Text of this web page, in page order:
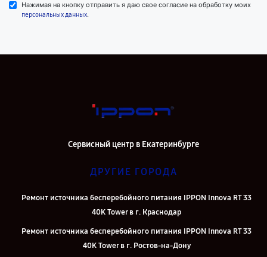
Нажимая на кнопку отправить я даю свое согласие на обработку моих
персональных данных.
Сервисный центр в Екатеринбурге
ДРУГИЕ ГОРОДА
Ремонт источника бесперебойного питания IPPON Innova RT 33
40K Tower в г. Краснодар
Ремонт источника бесперебойного питания IPPON Innova RT 33
40K Tower в г. Ростов-на-Дону